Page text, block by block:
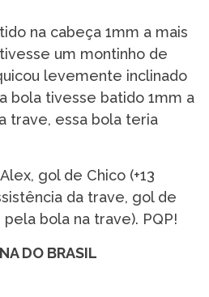
na cabeça 1mm a mais
um montinho de
levemente inclinado
bola tivesse batido 1mm a
trave, essa bola teria
gol de Chico (+13
da trave, gol de
pela bola na trave). PQP!
DO BRASIL